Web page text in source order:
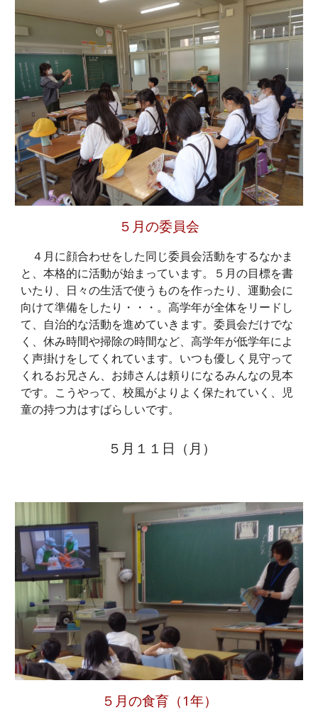
５月の委員会
４月に顔合わせをした同じ委員会活動をするなかま
と、本格的に活動が始まっています。５月の目標を書
いたり、日々の生活で使うものを作ったり、運動会に
向けて準備をしたり・・・。高学年が全体をリードし
て、自治的な活動を進めていきます。委員会だけでな
く、休み時間や掃除の時間など、高学年が低学年によ
く声掛けをしてくれています。いつも優しく見守って
くれるお兄さん、お姉さんは頼りになるみんなの見本
です。こうやって、校風がよりよく保たれていく、児
童の持つ力はすばらしいです。
５月１１日（月）
５ 月の食育（1年）